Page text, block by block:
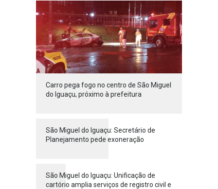
Carro pega fogo no centro de São Miguel
do Iguaçu, próximo à prefeitura
São Miguel do Iguaçu: Secretário de
Planejamento pede exoneração
São Miguel do Iguaçu: Unificação de
cartório amplia serviços de registro civil e